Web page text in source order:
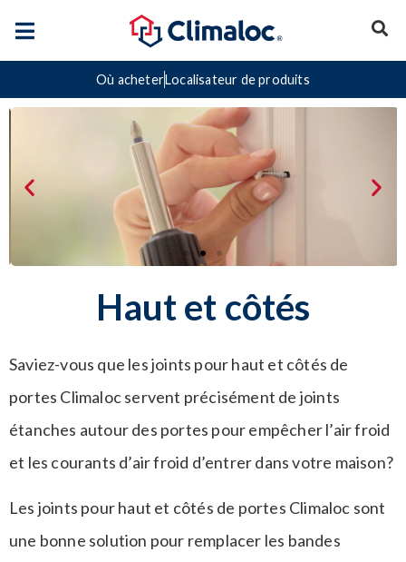
Où acheterLocalisateur de produits
Haut et côtés
Saviez-vous que les joints pour haut et côtés de
portes Climaloc servent précisément de joints
étanches autour des portes pour empêcher l’air froid
et les courants d’air froid d’entrer dans votre maison?
Les joints pour haut et côtés de portes Climaloc sont
une bonne solution pour remplacer les bandes